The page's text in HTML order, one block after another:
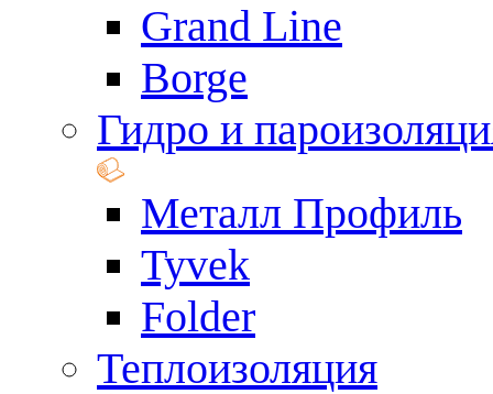
Grand Line
Borge
Гидро и
Металл Профиль
Tyvek
Folder
Теплоизоляция